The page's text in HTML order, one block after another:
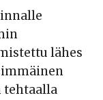
lähes
tehtaalla